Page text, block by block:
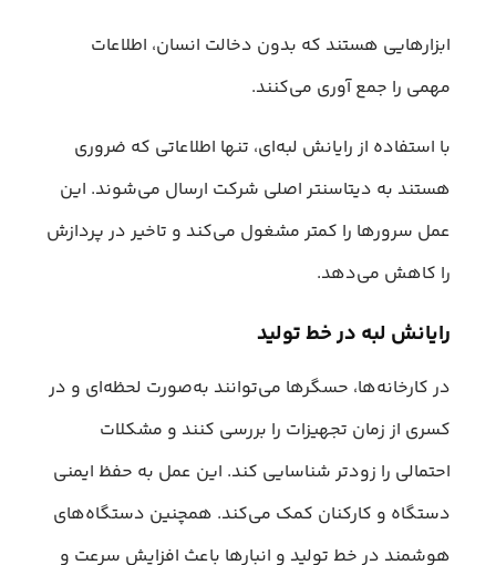
ابزارهایی هستند که بدون دخالت انسان، اطلاعات
مهمی را جمع‌ آوری می‌کنند.
با استفاده از رایانش لبه‌ای، تنها اطلاعاتی که ضروری
هستند به دیتاسنتر اصلی شرکت ارسال می‌شوند. این
عمل سرورها را کمتر مشغول می‌کند و تاخیر در پردازش
را کاهش می‌دهد.
رایانش لبه در خط تولید
در کارخانه‌ها، حسگرها می‌توانند به‌صورت لحظه‌ای و در
کسری از زمان تجهیزات را بررسی کنند و مشکلات
احتمالی را زودتر شناسایی کند. این عمل به حفظ ایمنی
دستگاه و کارکنان کمک می‌کند. همچنین دستگاه‌‌های
هوشمند در خط تولید و انبارها باعث افزایش سرعت و